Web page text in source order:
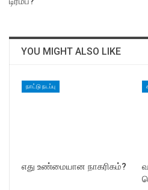
YOU MIGHT ALSO LIKE
நாட்டு நடப்பு
எது உண்மையான நாகரிகம்?